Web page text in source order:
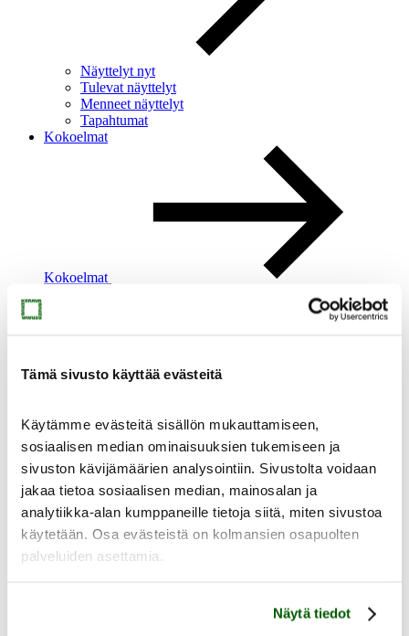
Tämä sivusto käyttää evästeitä
Käytämme evästeitä sisällön mukauttamiseen,
sosiaalisen median ominaisuuksien tukemiseen ja
sivuston kävijämäärien analysointiin. Sivustolta voidaan
jakaa tietoa sosiaalisen median, mainosalan ja
analytiikka-alan kumppaneille tietoja siitä, miten sivustoa
käytetään. Osa evästeistä on kolmansien osapuolten
palveluiden asettamia.
Näytä tiedot
Näyttelyt nyt
Tulevat näyttelyt
Menneet näyttelyt
Tapahtumat
Kokoelmat
Kokoelmat
Meistä
Ajankohtaista
Yhteystiedot
Medialle
Sinkan vapaaehtoiset